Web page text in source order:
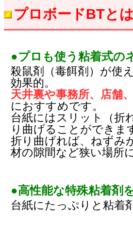
プロボードBTとは
●プロも使う粘着式の
殺鼠剤（毒餌剤）が使
効果的。
天井裏や事務所、店舗
におすすめです。
台紙にはスリット（折
り曲げることができま
折り曲げれば、ねずみ
材の隙間など狭い場所
●高性能な特殊粘着剤
台紙にたっぷりと粘着